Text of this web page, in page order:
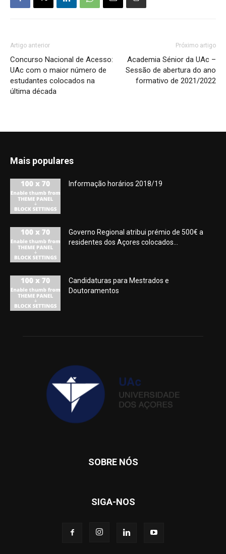
Artigo anterior
Concurso Nacional de Acesso:
UAc com o maior número de
estudantes colocados na
última década
Próximo artigo
Academia Sénior da UAc –
Sessão de abertura do ano
formativo de 2021/2022
Mais populares
Informação horários 2018/19
Governo Regional atribui prémio de 500€ a
residentes dos Açores colocados...
Candidaturas para Mestrados e
Doutoramentos
SOBRE NÓS
SIGA-NOS